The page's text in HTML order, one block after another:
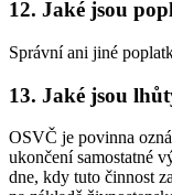
12. Jaké jsou
Správní ani jiné
13. Jaké jsou
OSVČ je povinna
ukončení samostatné
dne, kdy tuto činnost